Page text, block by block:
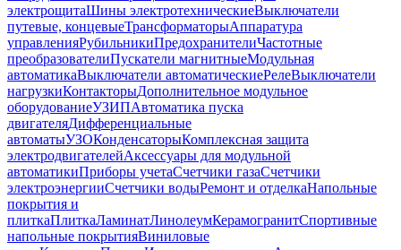
электрощитаШины электротехническиеВыключатели
путевые, концевыеТрансформаторыАппаратура
управленияРубильникиПредохранителиЧастотные
преобразователиПускатели магнитныеМодульная
автоматикаВыключатели автоматическиеРелеВыключатели
нагрузкиКонтакторыДополнительное модульное
оборудованиеУЗИПАвтоматика пуска
двигателяДифференциальные
автоматыУЗОКонденсаторыКомплексная защита
электродвигателейАксессуары для модульной
автоматикиПриборы учетаСчетчики газаСчетчики
электроэнергииСчетчики водыРемонт и отделкаНапольные
покрытия и
плиткаПлиткаЛаминатЛинолеумКерамогранитСпортивные
напольные покрытияВиниловые